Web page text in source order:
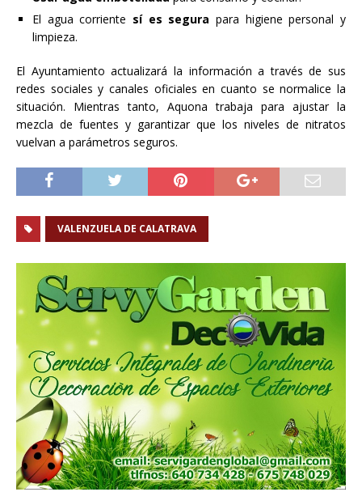
El agua corriente sí es segura para higiene personal y
limpieza.
El Ayuntamiento actualizará la información a través de sus
redes sociales y canales oficiales en cuanto se normalice la
situación. Mientras tanto, Aquona trabaja para ajustar la
mezcla de fuentes y garantizar que los niveles de nitratos
vuelvan a parámetros seguros.
VALENZUELA DE CALATRAVA